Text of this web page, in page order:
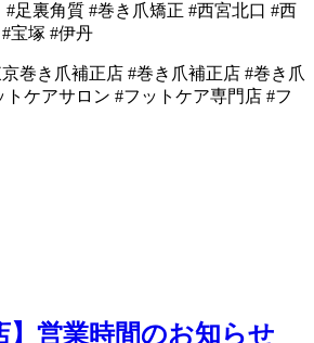
足裏角質 #巻き爪矯正 #西宮北口 #西
宝塚 #伊丹
巻き爪補正店 #巻き爪補正店 #巻き爪
ケアサロン #フットケア専門店 #フ
】営業時間のお知らせ